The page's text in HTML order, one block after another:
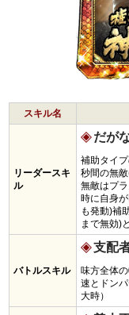
スキル名
リーダースキ
ル
だが
補助タイ
秒間の無
無敵はプ
時に自身
も発動)補
まで無効)
バトルスキル
支配
味方全体
速とドン
大時）